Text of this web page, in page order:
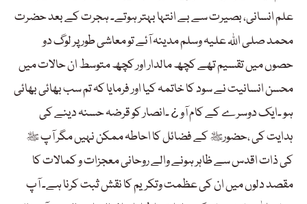
علم انسانی، بصیرت سے بے انتہا بہتر ہوتے۔ ہجرت کے بعد حضرت
محمد صلی اللہ علیہ وسلم مدینہ آئے تو معاشی طور پر لوگ دو
حصوں میں تقسیم تھے کچھ مالدار اور کچھ متوسط ان حالات میں
محسن انسانیت نے سود کا خاتمہ کیا اور فرمایا کہ تم سب بھائی بھائی
ہو ۔ایک دوسرے کے کام آو ¿ ۔انصار کو قرضہ حسنہ دینے کی
ہدایت کی ،حضورﷺ کے فضائل کا احاطہ ممکن نہیں مگر آپ ﷺ
کی ذات اقدس سے ظاہر ہونے والے روحانی معجزات و کمالات کا
مقصد دلوں میں ان کی عظمت وتکریم کا نقش ثبت کرنا ہے۔ آپ